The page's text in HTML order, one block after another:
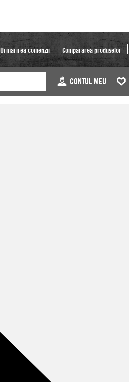
Urmărirea comenzii Compararea produselor
CONTUL MEU